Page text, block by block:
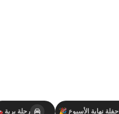
حفلة نهاية الأسبوع 🎉 رحلة برية